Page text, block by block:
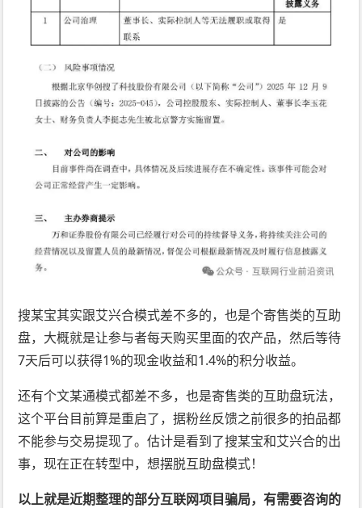
搜某宝其实跟艾兴合模式差不多的，也是个寄售类的互助
盘，大概就是让参与者每天购买里面的农产品，然后等待
7天后可以获得1%的现金收益和1.4%的积分收益。
还有个文某通模式都差不多，也是寄售类的互助盘玩法，
这个平台目前算是重启了，据粉丝反馈之前很多的拍品都
不能参与交易提现了。估计是看到了搜某宝和艾兴合的出
事，现在正在转型中，想摆脱互助盘模式！
以上就是近期整理的部分互联网项目骗局，有需要咨询的